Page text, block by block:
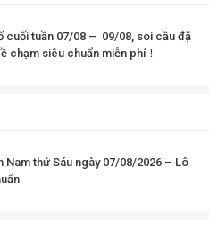
cuối tuần 07/08 – 09/08, soi cầu đặ
chạm siêu chuẩn miễn phí！
Nam thứ Sáu ngày 07/08/2026 – Lô